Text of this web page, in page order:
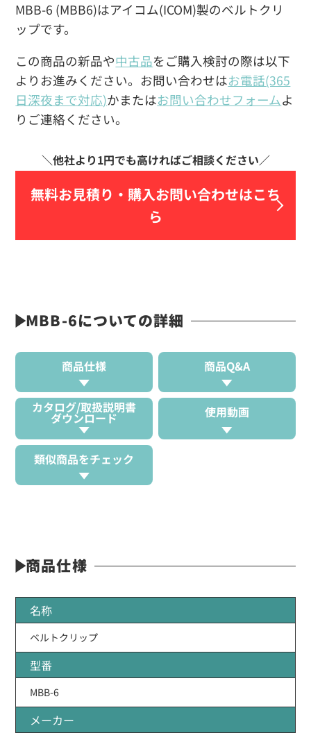
MBB-6 (MBB6)はアイコム(ICOM)製のベルトクリ
ップです。
この商品の新品や中古品をご購入検討の際は以下
よりお進みください。お問い合わせはお電話(365
日深夜まで対応)かまたはお問い合わせフォームよ
りご連絡ください。
無料お見積り・ 購入お問い合わせはこち
ら
MBB-6についての詳細
商品仕様 商品Q&A
カタログ/取扱説明書
ダウンロード 使用動画
類似商品をチェック
商品仕様
名称
ベルトクリップ
型番
MBB-6
メーカー